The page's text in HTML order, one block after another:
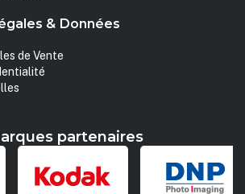
& Données
de Vente
partenaires